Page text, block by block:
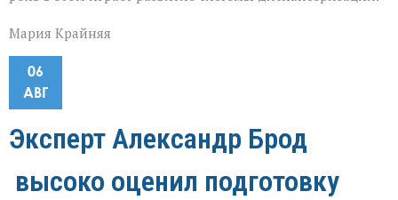
Мария Крайняя
06
АВГ
Эксперт Александр Брод
высоко оценил подготовку